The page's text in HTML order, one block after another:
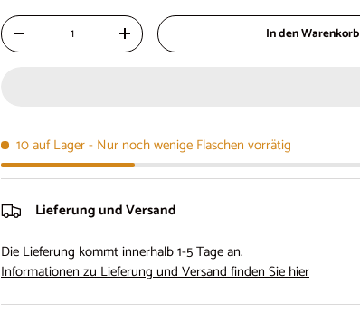
Anzahl
- + In den Warenkorb
10 auf Lager- Nur noch wenige Flaschen vorrätig
Lieferung und Versand
Die Lieferung kommt innerhalb 1-5 Tage an.
Informationen zu Lieferung und Versand finden Sie hier